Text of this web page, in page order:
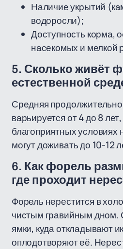
Наличие укрытий
водоросли);
Доступность корма,
насекомых и мелкой
5. Сколько живёт
естественной
Средняя
варьируется от 4 до 8
благоприятных условиях
могут доживать до 10-12
6. Как форель
где проходит
Форель нерестится в
чистым гравийным дном.
ямки, куда откладывают
оплодотворяют её.